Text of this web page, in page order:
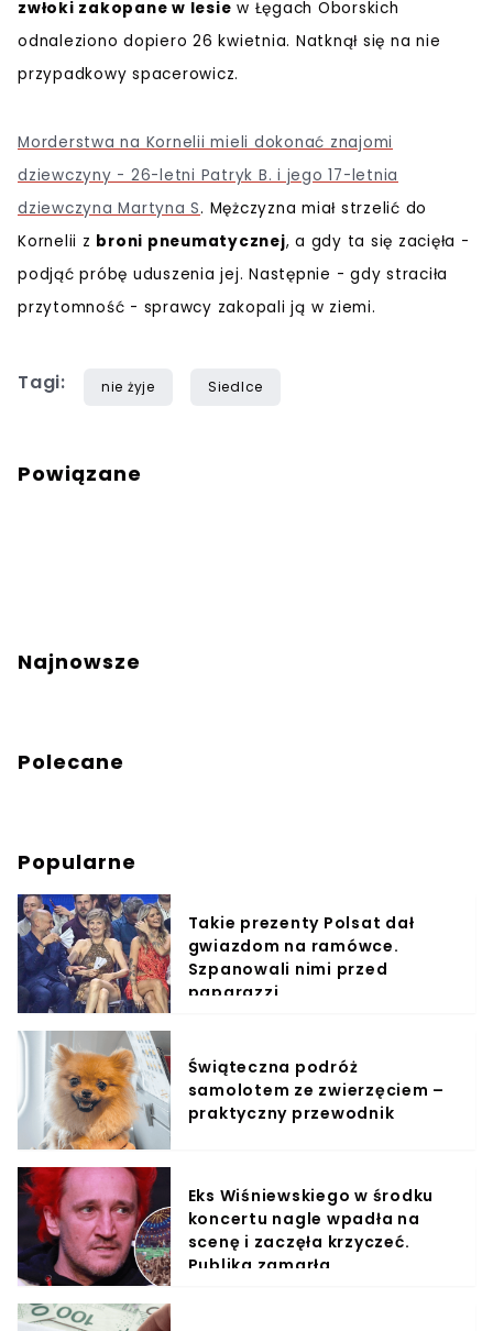
zwłoki zakopane w lesie w Łęgach Oborskich
odnaleziono dopiero 26 kwietnia. Natknął się na nie
przypadkowy spacerowicz.
Morderstwa na Kornelii mieli dokonać znajomi
dziewczyny - 26-letni Patryk B. i jego 17-letnia
dziewczyna Martyna S. Mężczyzna miał strzelić do
Kornelii z broni pneumatycznej, a gdy ta się zacięła -
podjąć próbę uduszenia jej. Następnie - gdy straciła
przytomność - sprawcy zakopali ją w ziemi.
Tagi: nie żyje Siedlce
Powiązane
Najnowsze
Polecane
Popularne
Takie prezenty Polsat dał
gwiazdom na ramówce.
Szpanowali nimi przed
paparazzi
Świąteczna podróż
samolotem ze zwierzęciem –
praktyczny przewodnik
Eks Wiśniewskiego w środku
koncertu nagle wpadła na
scenę i zaczęła krzyczeć.
Publika zamarła